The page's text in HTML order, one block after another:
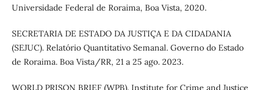
Universidade Federal de Roraima, Boa Vista, 2020.
SECRETARIA DE ESTADO DA JUSTIÇA E DA CIDADANIA
(SEJUC). Relatório Quantitativo Semanal. Governo do Estado
de Roraima. Boa Vista/RR, 21 a 25 ago. 2023.
WORLD PRISON BRIEF (WPB). Institute for Crime and Justice